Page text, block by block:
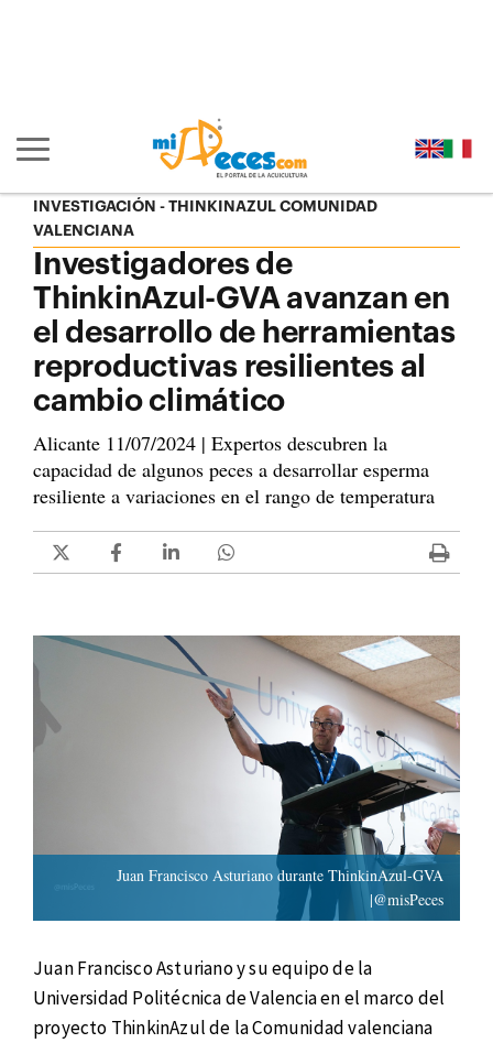
Mostrar/ocultar navegación principal
INVESTIGACIÓN
THINKINAZUL COMUNIDAD
VALENCIANA
Investigadores de
ThinkinAzul-GVA avanzan en
el desarrollo de herramientas
reproductivas resilientes al
cambio climático
Alicante 11/07/2024 | Expertos descubren la
capacidad de algunos peces a desarrollar esperma
resiliente a variaciones en el rango de temperatura
Juan Francisco Asturiano durante ThinkinAzul-GVA
|@misPeces
Juan Francisco Asturiano y su equipo de la
Universidad Politécnica de Valencia en el marco del
proyecto ThinkinAzul de la Comunidad valenciana